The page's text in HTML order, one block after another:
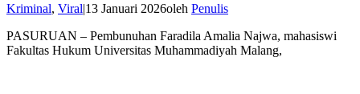
Kriminal, Viral|13 Januari 2026oleh Penulis
PASURUAN – Pembunuhan Faradila Amalia Najwa, mahasiswi
Fakultas Hukum Universitas Muhammadiyah Malang,